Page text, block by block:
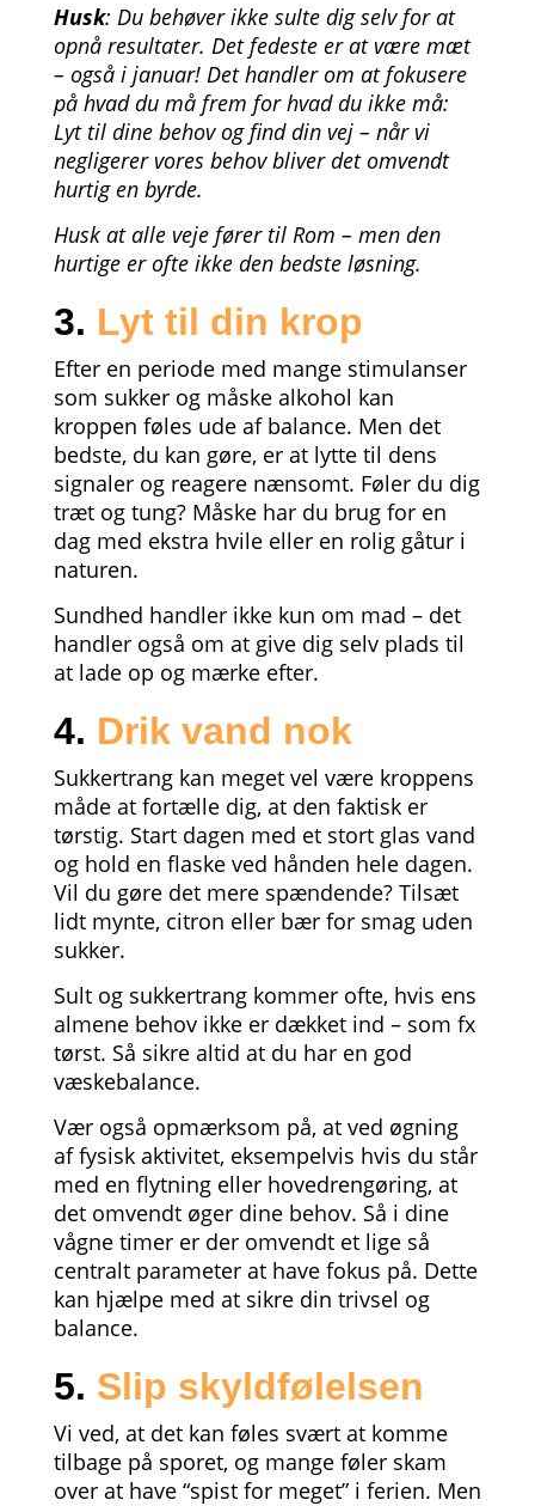
Husk: Du behøver ikke sulte dig selv for at
opnå resultater. Det fedeste er at være mæt
– også i januar! Det handler om at fokusere
på hvad du må frem for hvad du ikke må:
Lyt til dine behov og find din vej – når vi
negligerer vores behov bliver det omvendt
hurtig en byrde.
Husk at alle veje fører til Rom – men den
hurtige er ofte ikke den bedste løsning.
3. Lyt til din krop
Efter en periode med mange stimulanser
som sukker og måske alkohol kan
kroppen føles ude af balance. Men det
bedste, du kan gøre, er at lytte til dens
signaler og reagere nænsomt. Føler du dig
træt og tung? Måske har du brug for en
dag med ekstra hvile eller en rolig gåtur i
naturen.
Sundhed handler ikke kun om mad – det
handler også om at give dig selv plads til
at lade op og mærke efter.
4. Drik vand nok
Sukkertrang kan meget vel være kroppens
måde at fortælle dig, at den faktisk er
tørstig. Start dagen med et stort glas vand
og hold en flaske ved hånden hele dagen.
Vil du gøre det mere spændende? Tilsæt
lidt mynte, citron eller bær for smag uden
sukker.
Sult og sukkertrang kommer ofte, hvis ens
almene behov ikke er dækket ind – som fx
tørst. Så sikre altid at du har en god
væskebalance.
Vær også opmærksom på, at ved øgning
af fysisk aktivitet, eksempelvis hvis du står
med en flytning eller hovedrengøring, at
det omvendt øger dine behov. Så i dine
vågne timer er der omvendt et lige så
centralt parameter at have fokus på. Dette
kan hjælpe med at sikre din trivsel og
balance.
5. Slip skyldfølelsen
Vi ved, at det kan føles svært at komme
tilbage på sporet, og mange føler skam
over at have “spist for meget” i ferien. Men